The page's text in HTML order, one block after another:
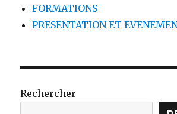
FORMATIONS
PRESENTATION ET
Rechercher